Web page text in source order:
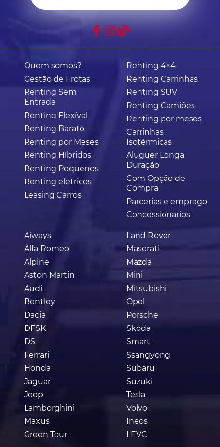
Quem somos?
Gestão de Frotas
Renting Sem
Entrada
Renting Flexível
Renting Barato
Renting por Meses
Renting Híbridos
Renting Pequenos
Renting elétricos
Leasing Carros
Aiways
Alfa Romeo
Alpine
Aston Martin
Audi
Bentley
Dacia
DFSK
DS
Ferrari
Honda
Jaguar
Jeep
Lamborghini
Maxus
Green Tour
Land Rover
Maserati
Mazda
Mini
Mitsubishi
Opel
Porsche
Skoda
Smart
Ssangyong
Subaru
Suzuki
Tesla
Volvo
Ineos
LEVC
Renting 4×4
Renting Carrinhas
Renting SUV
Renting Camiões
Renting por meses
Carrinhas
Isotérmicas
Aluguer Longa
Duração
Com Opção de
Compra
Parcerias e emprego
Concessionarios